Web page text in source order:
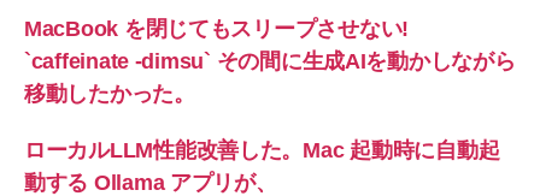
MacBook を閉じてもスリープさせない!
`caffeinate -dimsu` その間に生成AIを動かしながら
移動したかった。
ローカルLLM性能改善した。Mac 起動時に自動起
動する Ollama アプリが、